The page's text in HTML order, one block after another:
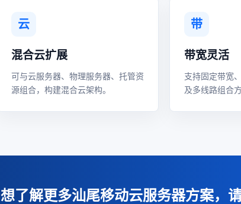
云
混合云扩展
可与云服务器、物理服务器、托管资
源组合，构建混合云架构。
带
带宽灵活
支持固定带宽
及多线路组合方
想了解更多汕尾移动云服务器方案，